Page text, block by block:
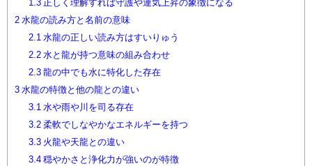
1.3正しく理解すれば守護や運気上昇の象徴になる
2 水龍の読み方と名前の意味
2.1 水龍の正しい読み方はすいりゅう
2.2水と龍が持つ意味の組み合わせ
2.3龍の中でも水に特化した存在
3 水龍の特徴と他の龍との違い
3.1 水や雨や川を司る存在
3.2柔軟でしなやかなエネルギーを持つ
3.3火龍や天龍との違い
3.4穏やかさと浄化力が強いのが特徴